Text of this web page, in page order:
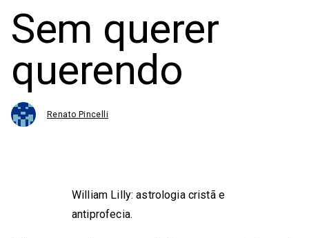
Sem querer
querendo
Renato Pincelli
William Lilly: astrologia cristã e
antiprofecia.